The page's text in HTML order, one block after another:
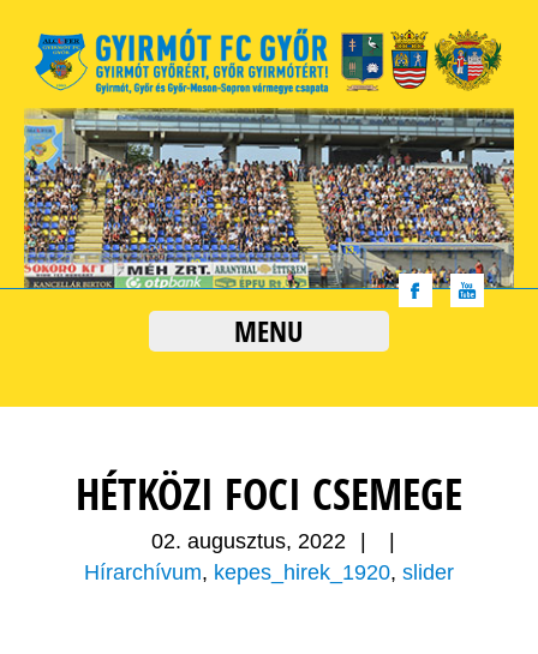
MENU
HÉTKÖZI FOCI CSEMEGE
02. augusztus, 2022
Hírarchívum, kepes_hirek_1920, slider